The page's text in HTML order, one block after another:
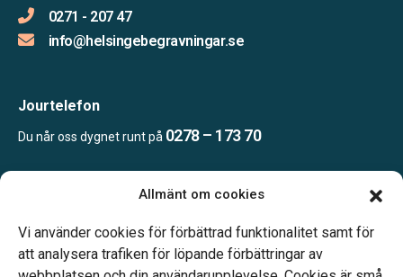
Allmänt om cookies
Vi använder cookies för förbättrad funktionalitet samt för
att analysera trafiken för löpande förbättringar av
0271 - 207 47
info@helsingebegravningar.se
Jourtelefon
Du når oss dygnet runt på 0278 – 173 70
Kontoret bemannas enligt telefonöverenskommelse